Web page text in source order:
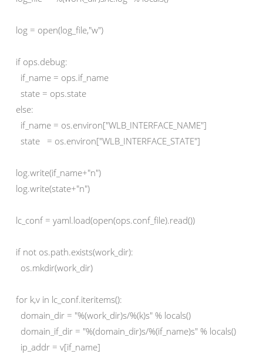
log = open(log_file,"w")
if ops.debug:
  if_name = ops.if_name
  state = ops.state
else:
  if_name = os.environ["WLB_INTERFACE_NAME"]
  state   = os.environ["WLB_INTERFACE_STATE"]
log.write(if_name+"n")
log.write(state+"n")
lc_conf = yaml.load(open(ops.conf_file).read())
if not os.path.exists(work_dir):
  os.mkdir(work_dir)
for k,v in lc_conf.iteritems():
  domain_dir = "%(work_dir)s/%(k)s" % locals()
  domain_if_dir = "%(domain_dir)s/%(if_name)s" % locals()
  ip_addr = v[if_name]